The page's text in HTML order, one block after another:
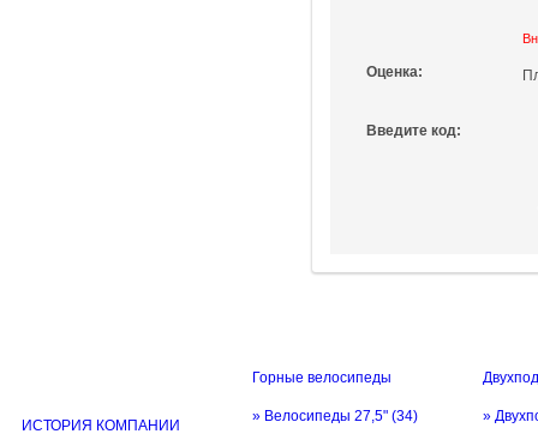
Оценка:
Введите код:
ИСТОРИЯ КОМПАНИИ
Горные велосипеды
» Велосипеды 27,5" (34)
»